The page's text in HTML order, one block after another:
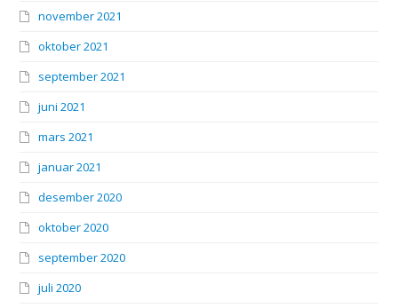
november 2021
oktober 2021
september 2021
juni 2021
mars 2021
januar 2021
desember 2020
oktober 2020
september 2020
juli 2020